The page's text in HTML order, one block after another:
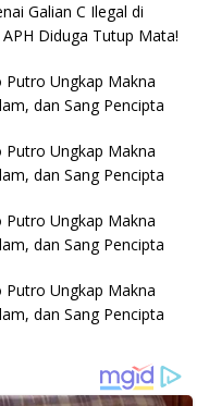
Galian C Ilegal di
Diduga Tutup Mata!
Putro Ungkap Makna
dan Sang Pencipta
Putro Ungkap Makna
dan Sang Pencipta
Putro Ungkap Makna
dan Sang Pencipta
Putro Ungkap Makna
dan Sang Pencipta